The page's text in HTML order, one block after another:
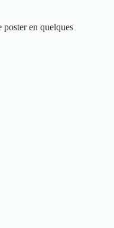
en quelques